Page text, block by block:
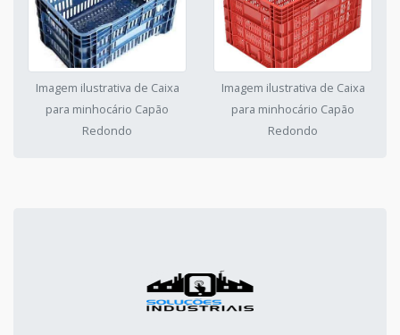
Imagem ilustrativa de Caixa
para minhocário Capão
Redondo
Imagem ilustrativa de Caixa
para minhocário Capão
Redondo